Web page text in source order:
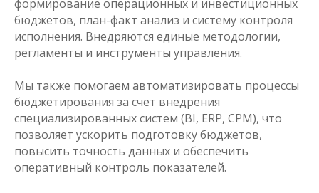
формирование операционных и инвестиционных
бюджетов, план-факт анализ и систему контроля
исполнения. Внедряются единые методологии,
регламенты и инструменты управления.
Мы также помогаем автоматизировать процессы
бюджетирования за счет внедрения
специализированных систем (BI, ERP, CPM), что
позволяет ускорить подготовку бюджетов,
повысить точность данных и обеспечить
оперативный контроль показателей.